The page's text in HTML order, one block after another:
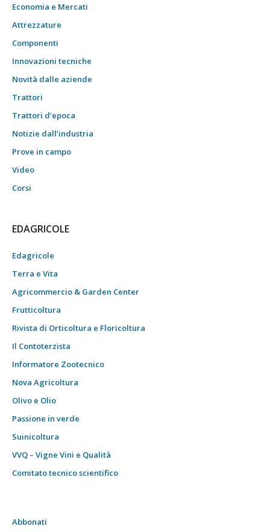
Economia e Mercati
Attrezzature
Componenti
Innovazioni tecniche
Novità dalle aziende
Trattori
Trattori d’epoca
Notizie dall’industria
Prove in campo
Video
Corsi
EDAGRICOLE
Edagricole
Terra e Vita
Agricommercio & Garden Center
Frutticoltura
Rivista di Orticoltura e Floricoltura
Il Contoterzista
Informatore Zootecnico
Nova Agricoltura
Olivo e Olio
Passione in verde
Suinicoltura
VVQ – Vigne Vini e Qualità
Comitato tecnico scientifico
Abbonati